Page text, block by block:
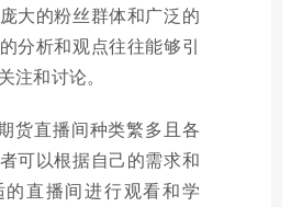
大的粉丝群体和广泛的
分析和观点往往能够引
注和讨论。
货直播间种类繁多且各
可以根据自己的需求和
直播间进行观看和学